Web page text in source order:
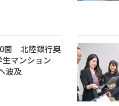
面 北陸銀行奥
マンション
波及